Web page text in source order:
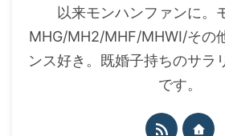
以来モンハンファンに。
MHG/MH2/MHF/MHWI/その
ンス好き。既婚子持ちのサラ
です。